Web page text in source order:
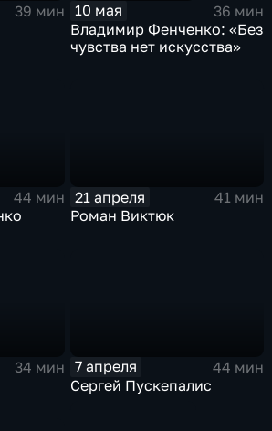
39 мин
10 мая
36 мин
Владимир Фенченко: «Без
чувства нет искусства»
44 мин
21 апреля
41 мин
Роман Виктюк
34 мин
7 апреля
44 мин
Сергей Пускепалис